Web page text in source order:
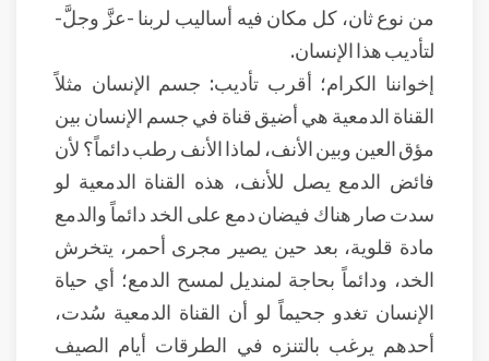
من نوع ثان، كل مكان فيه أساليب لربنا -عزَّ وجلَّ-
لتأديب هذا الإنسان.
إخواننا الكرام؛ أقرب تأديب: جسم الإنسان مثلاً
القناة الدمعية هي أضيق قناة في جسم الإنسان بين
مؤق العين وبين الأنف، لماذا الأنف رطب دائماً؟ لأن
فائض الدمع يصل للأنف، هذه القناة الدمعية لو
سدت صار هناك فيضان دمع على الخد دائماً والدمع
مادة قلوية، بعد حين يصير مجرى أحمر، يتخرش
الخد، ودائماً بحاجة لمنديل لمسح الدمع؛ أي حياة
الإنسان تغدو جحيماً لو أن القناة الدمعية سُدت،
أحدهم يرغب بالتنزه في الطرقات أيام الصيف